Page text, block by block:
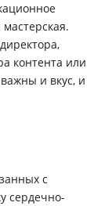
мастерская.
контента или
и вкус, и
с
сердечно-